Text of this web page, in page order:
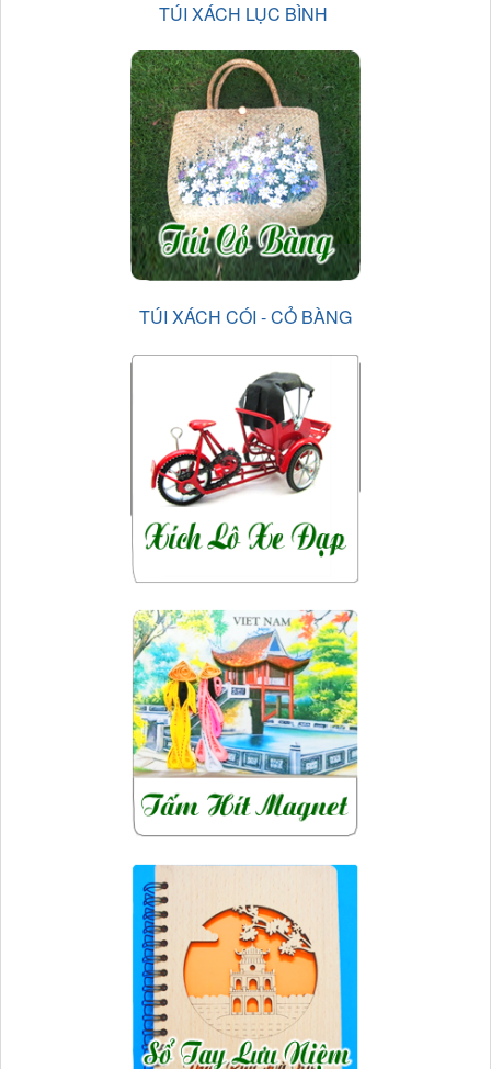
TÚI XÁCH LỤC BÌNH
TÚI XÁCH CÓI - CỎ BÀNG